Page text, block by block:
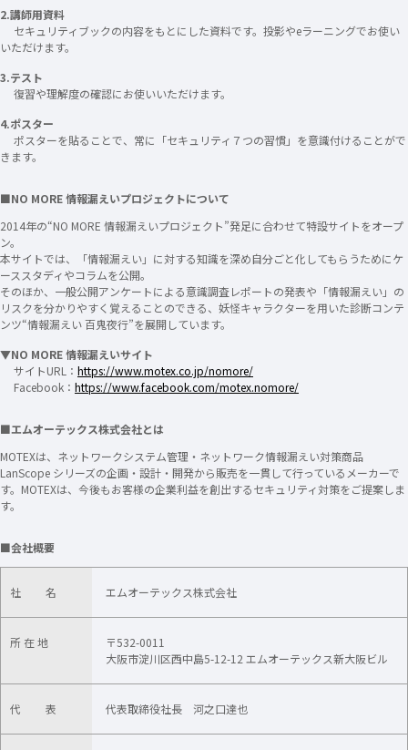
2.講師用資料
セキュリティブックの内容をもとにした資料です。投影やeラーニングでお使い
いただけます。
3.テスト
復習や理解度の確認にお使いいただけます。
4.ポスター
ポスターを貼ることで、常に「セキュリティ７つの習慣」を意識付けることがで
きます。
■NO MORE 情報漏えいプロジェクトについて
2014年の“NO MORE 情報漏えいプロジェクト”発足に合わせて特設サイトをオープ
ン。
本サイトでは、「情報漏えい」に対する知識を深め自分ごと化してもらうためにケ
ーススタディやコラムを公開。
そのほか、一般公開アンケートによる意識調査レポートの発表や「情報漏えい」の
リスクを分かりやすく覚えることのできる、妖怪キャラクターを用いた診断コンテ
ンツ“情報漏えい 百鬼夜行”を展開しています。
▼NO MORE 情報漏えいサイト
サイトURL： https://www.motex.co.jp/nomore/
Facebook： https://www.facebook.com/motex.nomore/
■エムオーテックス株式会社とは
MOTEXは、ネットワークシステム管理・ネットワーク情報漏えい対策商品
LanScope シリーズの企画・設計・開発から販売を一貫して行っているメーカーで
す。MOTEXは、今後もお客様の企業利益を創出するセキュリティ対策をご提案しま
す。
■会社概要
社 名 エムオーテックス株式会社
所 在 地
〒532-0011
大阪市淀川区西中島5-12-12 エムオーテックス新大阪ビル
代 表 代表取締役社長 河之口達也